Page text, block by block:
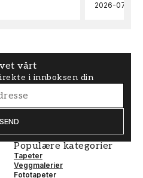
2026-07-04
vårt
i innboksen din
SEND
Populære kategorier
Tapeter
Veggmalerier
Fototapeter